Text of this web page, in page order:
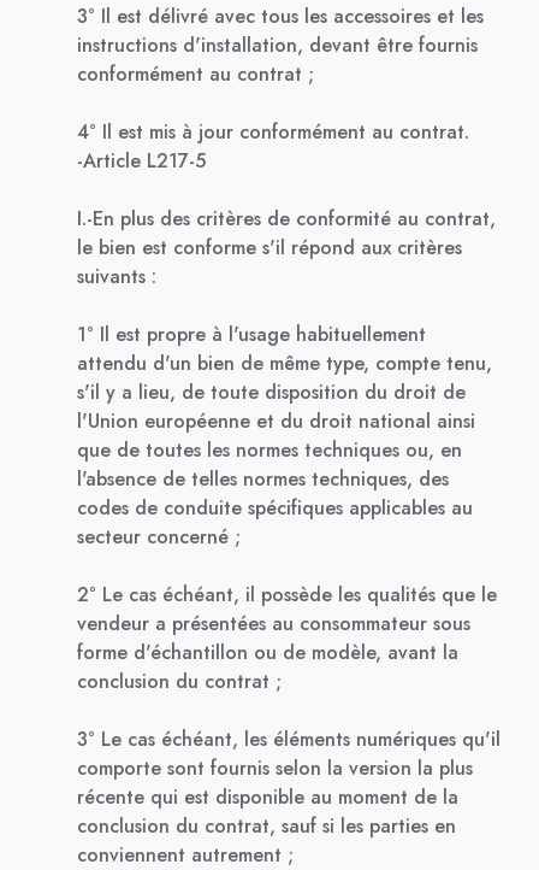
3° Il est délivré avec tous les accessoires et les
instructions d'installation, devant être fournis
conformément au contrat ;
4° Il est mis à jour conformément au contrat.
-Article L217-5
I.-En plus des critères de conformité au contrat,
le bien est conforme s'il répond aux critères
suivants :
1° Il est propre à l'usage habituellement
attendu d'un bien de même type, compte tenu,
s'il y a lieu, de toute disposition du droit de
l'Union européenne et du droit national ainsi
que de toutes les normes techniques ou, en
l'absence de telles normes techniques, des
codes de conduite spécifiques applicables au
secteur concerné ;
2° Le cas échéant, il possède les qualités que le
vendeur a présentées au consommateur sous
forme d'échantillon ou de modèle, avant la
conclusion du contrat ;
3° Le cas échéant, les éléments numériques qu'il
comporte sont fournis selon la version la plus
récente qui est disponible au moment de la
conclusion du contrat, sauf si les parties en
conviennent autrement ;